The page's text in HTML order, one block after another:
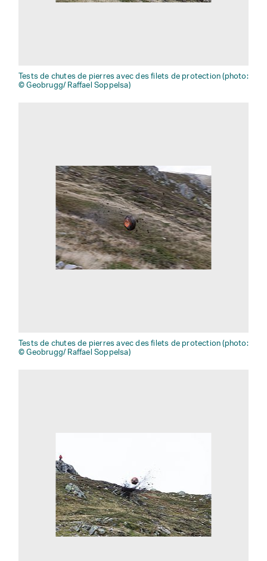
Tests de chutes de pierres avec des filets de protection (photo:
© Geobrugg/ Raffael Soppelsa)
Tests de chutes de pierres avec des filets de protection (photo:
© Geobrugg/ Raffael Soppelsa)